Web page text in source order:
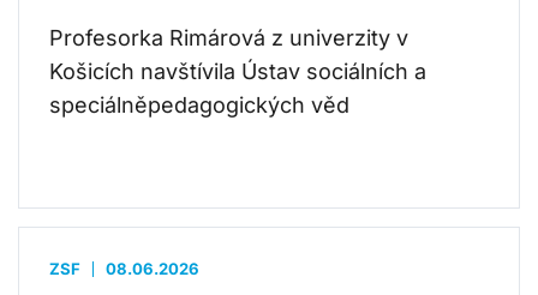
Profesorka Rimárová z univerzity v
Košicích navštívila Ústav sociálních a
speciálněpedagogických věd
ZSF 08.06.2026